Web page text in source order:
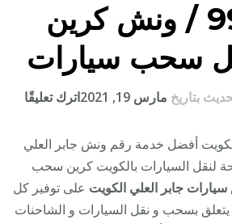
99009551‬ / ونش كرين
سحب سيارات
بتاريخ مارس 19, 2021 اترك تعليقًا
/
أفضل خدمة رقم ونش جابر العلي
رقم 24/7 سطحة لنقل السيارات بالكويت كرين سحب
جابر العلي الكويت على توفير كل
بسحب و نقل السيارات و الشاحنات